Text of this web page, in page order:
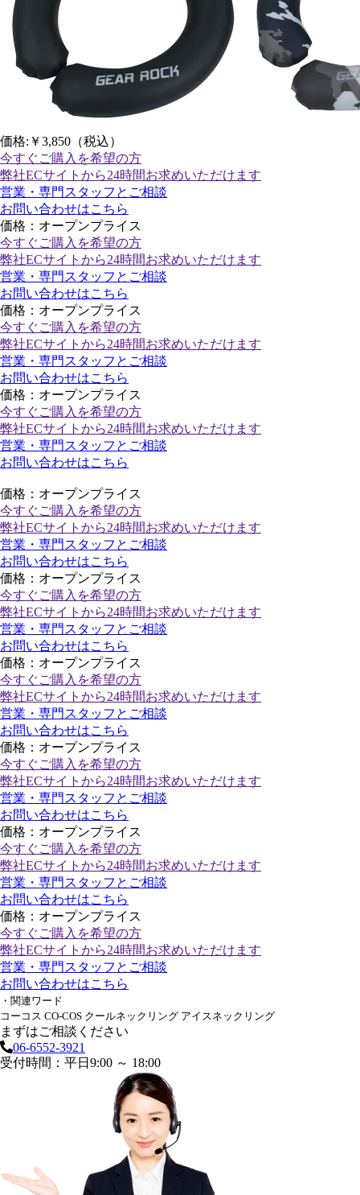
価格: ￥3,850 （税込）
今すぐご購入 を希望の方
弊社ECサイトから24時間お求めいただけます
営業・専門スタッフとご相談
お問い合わせはこちら
価格：オープンプライス
今すぐご購入 を希望の方
弊社ECサイトから24時間お求めいただけます
営業・専門スタッフとご相談
お問い合わせはこちら
価格：オープンプライス
今すぐご購入 を希望の方
弊社ECサイトから24時間お求めいただけます
営業・専門スタッフとご相談
お問い合わせはこちら
価格：オープンプライス
今すぐご購入 を希望の方
弊社ECサイトから24時間お求めいただけます
営業・専門スタッフとご相談
お問い合わせはこちら
価格：オープンプライス
今すぐご購入 を希望の方
弊社ECサイトから24時間お求めいただけます
営業・専門スタッフとご相談
お問い合わせはこちら
価格：オープンプライス
今すぐご購入 を希望の方
弊社ECサイトから24時間お求めいただけます
営業・専門スタッフとご相談
お問い合わせはこちら
価格：オープンプライス
今すぐご購入 を希望の方
弊社ECサイトから24時間お求めいただけます
営業・専門スタッフとご相談
お問い合わせはこちら
価格：オープンプライス
今すぐご購入 を希望の方
弊社ECサイトから24時間お求めいただけます
営業・専門スタッフとご相談
お問い合わせはこちら
価格：オープンプライス
今すぐご購入 を希望の方
弊社ECサイトから24時間お求めいただけます
営業・専門スタッフとご相談
お問い合わせはこちら
価格：オープンプライス
今すぐご購入 を希望の方
弊社ECサイトから24時間お求めいただけます
営業・専門スタッフとご相談
お問い合わせはこちら
・関連ワード
コーコス CO-COS クールネックリング アイスネックリング
まずはご相談ください
06-6552-3921
受付時間：平日9:00 ～ 18:00